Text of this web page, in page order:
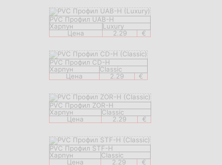
PVC Профил UAB-H
Харпун
Luxury
Цена
2.29 €
PVC Профил CD-H
Харпун
Classic
Цена
2.29 €
PVC Профил ZOR-H
Харпун
Classic
Цена
2.29 €
PVC Профил STF-H
Харпун
Classic
Цена
2.29 €